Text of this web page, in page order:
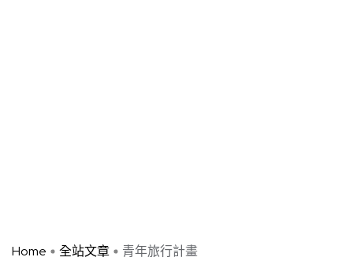
Home 全站文章 青年旅行計畫